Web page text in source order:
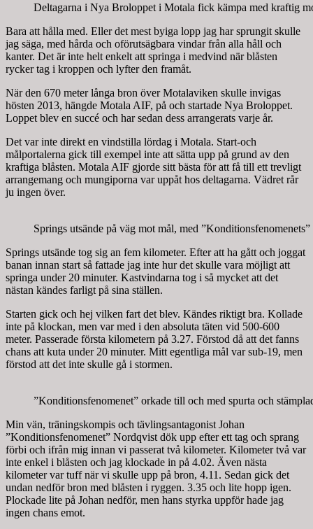
Deltagarna i Nya Broloppet i Motala fick kämpa med kraftig
Bara att hålla med. Eller det mest byiga lopp jag har sprungit skulle
jag säga, med hårda och oförutsägbara vindar från alla håll och
kanter. Det är inte helt enkelt att springa i medvind när blåsten
rycker tag i kroppen och lyfter den framåt.
När den 670 meter långa bron över Motalaviken skulle invigas
hösten 2013, hängde Motala AIF, på och startade Nya Broloppet.
Loppet blev en succé och har sedan dess arrangerats varje år.
Det var inte direkt en vindstilla lördag i Motala. Start-och
målportalerna gick till exempel inte att sätta upp på grund av den
kraftiga blåsten. Motala AIF gjorde sitt bästa för att få till ett trevligt
arrangemang och mungiporna var uppåt hos deltagarna. Vädret rår
ju ingen över.
Springs utsände på väg mot mål, med
Springs utsände tog sig an fem kilometer. Efter att ha gått och joggat
banan innan start så fattade jag inte hur det skulle vara möjligt att
springa under 20 minuter. Kastvindarna tog i så mycket att det
nästan kändes farligt på sina ställen.
Starten gick och hej vilken fart det blev. Kändes riktigt bra. Kollade
inte på klockan, men var med i den absoluta täten vid 500-600
meter. Passerade första kilometern på 3.27. Förstod då att det fanns
chans att kuta under 20 minuter. Mitt egentliga mål var sub-19, men
förstod att det inte skulle gå i stormen.
”Konditionsfenomenet” orkade till och med spurta och
Min vän, träningskompis och tävlingsantagonist Johan
”Konditionsfenomenet” Nordqvist dök upp efter ett tag och sprang
förbi och ifrån mig innan vi passerat två kilometer. Kilometer två var
inte enkel i blåsten och jag klockade in på 4.02. Även nästa
kilometer var tuff när vi skulle upp på bron, 4.11. Sedan gick det
undan nedför bron med blåsten i ryggen. 3.35 och lite hopp igen.
Plockade lite på Johan nedför, men hans styrka uppför hade jag
ingen chans emot.